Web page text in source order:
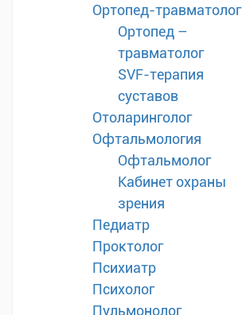
Ортопед-травматолог
Ортопед –
травматолог
SVF-терапия
суставов
Отоларинголог
Офтальмология
Офтальмолог
Кабинет охраны
зрения
Педиатр
Проктолог
Психиатр
Психолог
Пульмонолог